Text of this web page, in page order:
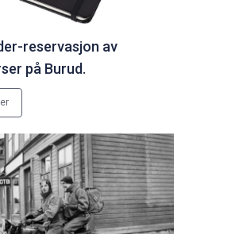
reservasjon av
på Burud.